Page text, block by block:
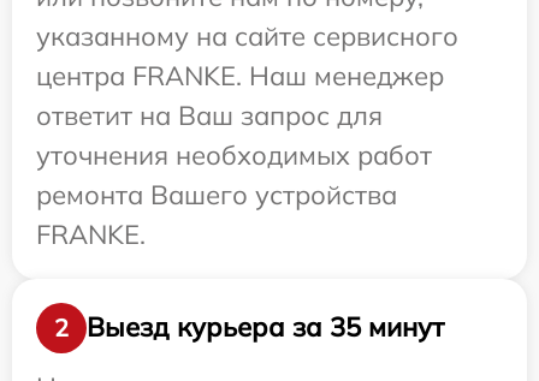
указанному на сайте сервисного
центра FRANKE. Наш менеджер
ответит на Ваш запрос для
уточнения необходимых работ
ремонта Вашего устройства
FRANKE.
2
Выезд курьера за 35 минут